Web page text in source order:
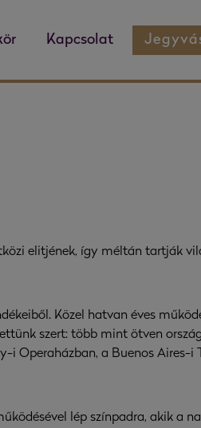
Kapcsolat
elitjének, így méltán tartják
Közel hatvan éves
szert: több mint ötven
i Operaházban, a Buenos Aires-i
lép színpadra, akik a